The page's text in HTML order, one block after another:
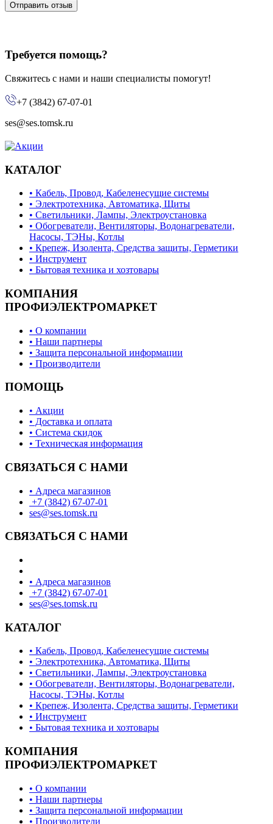
Отправить отзыв
Требуется помощь?
Свяжитесь с нами и наши специалисты помогут!
+7 (3842) 67-07-01
ses@ses.tomsk.ru
КАТАЛОГ
• Кабель, Провод, Кабеленесущие системы
• Электротехника, Автоматика, Щиты
• Светильники, Лампы, Электроустановка
• Обогреватели, Вентиляторы, Водонагреватели,
Насосы, ТЭНы, Котлы
• Крепеж, Изолента, Средства защиты, Герметики
• Инструмент
• Бытовая техника и хозтовары
КОМПАНИЯ
ПРОФИЭЛЕКТРОМАРКЕТ
• О компании
• Наши партнеры
• Защита персональной информации
• Производители
ПОМОЩЬ
• Акции
• Доставка и оплата
• Система скидок
• Техническая информация
СВЯЗАТЬСЯ С НАМИ
• Адреса магазинов
+7 (3842) 67-07-01
ses@ses.tomsk.ru
СВЯЗАТЬСЯ С НАМИ
• Адреса магазинов
+7 (3842) 67-07-01
ses@ses.tomsk.ru
КАТАЛОГ
• Кабель, Провод, Кабеленесущие системы
• Электротехника, Автоматика, Щиты
• Светильники, Лампы, Электроустановка
• Обогреватели, Вентиляторы, Водонагреватели,
Насосы, ТЭНы, Котлы
• Крепеж, Изолента, Средства защиты, Герметики
• Инструмент
• Бытовая техника и хозтовары
КОМПАНИЯ
ПРОФИЭЛЕКТРОМАРКЕТ
• О компании
• Наши партнеры
• Защита персональной информации
• Производители